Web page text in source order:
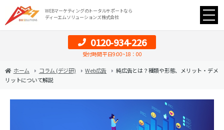
WEBマーケティングのトータルサポートなら
ディーエムソリューションズ株式会社
0120-934-226
受付時間 平日9:00~18：00
ホーム コラム (デジ研) Web広告
純広告とは？種類や形態、メリット・デメ
リットについて解説